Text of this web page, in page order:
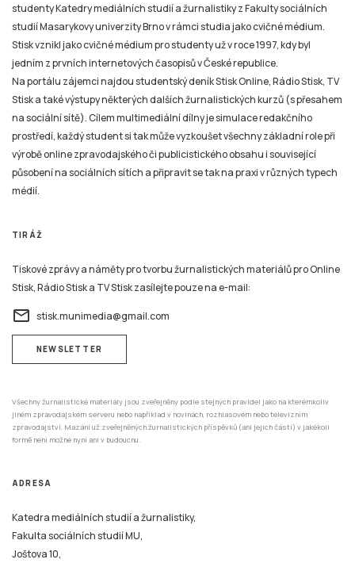
studenty Katedry mediálních studií a žurnalistiky z Fakulty sociálních
studií Masarykovy univerzity Brno v rámci studia jako cvičné médium.
Stisk vznikl jako cvičné médium pro studenty už v roce 1997, kdy byl
jedním z prvních internetových časopisů v České republice.
Na portálu zájemci najdou studentský deník Stisk Online, Rádio Stisk, TV
Stisk a také výstupy některých dalších žurnalistických kurzů (s přesahem
na sociální sítě). Cílem multimediální dílny je simulace redakčního
prostředí, každý student si tak může vyzkoušet všechny základní role při
výrobě online zpravodajského či publicistického obsahu i související
působení na sociálních sítích a připravit se tak na praxi v různých typech
médií.
TIRÁŽ
Tiskové zprávy a náměty pro tvorbu žurnalistických materiálů pro Online
Stisk, Rádio Stisk a TV Stisk zasílejte pouze na e-mail:
email stisk.munimedia@gmail.com
NEWSLETTER
Všechny žurnalistické materiály jsou zveřejněny podle stejných pravidel jako na kterémkoliv
jiném zpravodajském serveru nebo například v novinách, rozhlasovém nebo televizním
zpravodajství. Mazání už zveřejněných žurnalistických příspěvků (ani jejich částí) v jakékoli
formě není možné nyní ani v budoucnu.
ADRESA
Katedra mediálních studií a žurnalistiky,
Fakulta sociálních studií MU,
Joštova 10,